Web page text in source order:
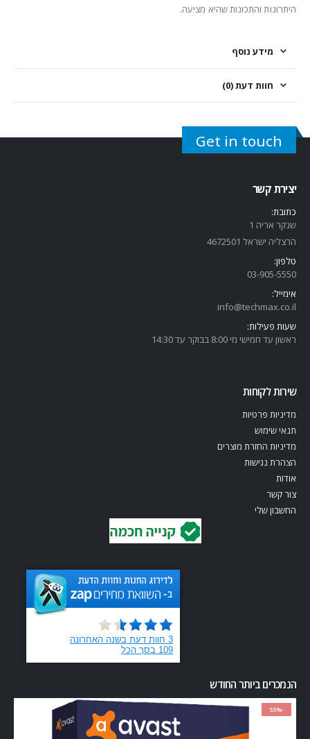
היתרונות והתכונות שהיא מציעה.
מידע נוסף
חוות דעת (0)
Get in touch
יצירת קשר
כתובת:
שנקר אריה 1
הרצליה ישראל 4672501
טלפון:
03-905-5550
אימייל:
info@techmax.co.il
שעות פעילות:
ראשון עד חמישי מי 8:00 בבוקר עד 14:30
שירות לקוחות
מדיניות פרטיות
תנאי שימוש
מדיניות החזרת מוצרים
הצהרת נגישות
אודות
צור קשר
החשבון שלי
הנמכרים ביותר החודש
-55%